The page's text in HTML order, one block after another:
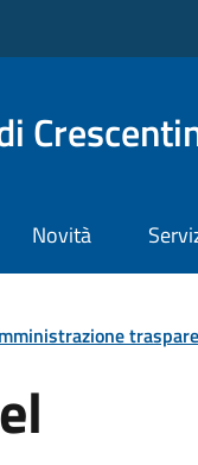
Novità